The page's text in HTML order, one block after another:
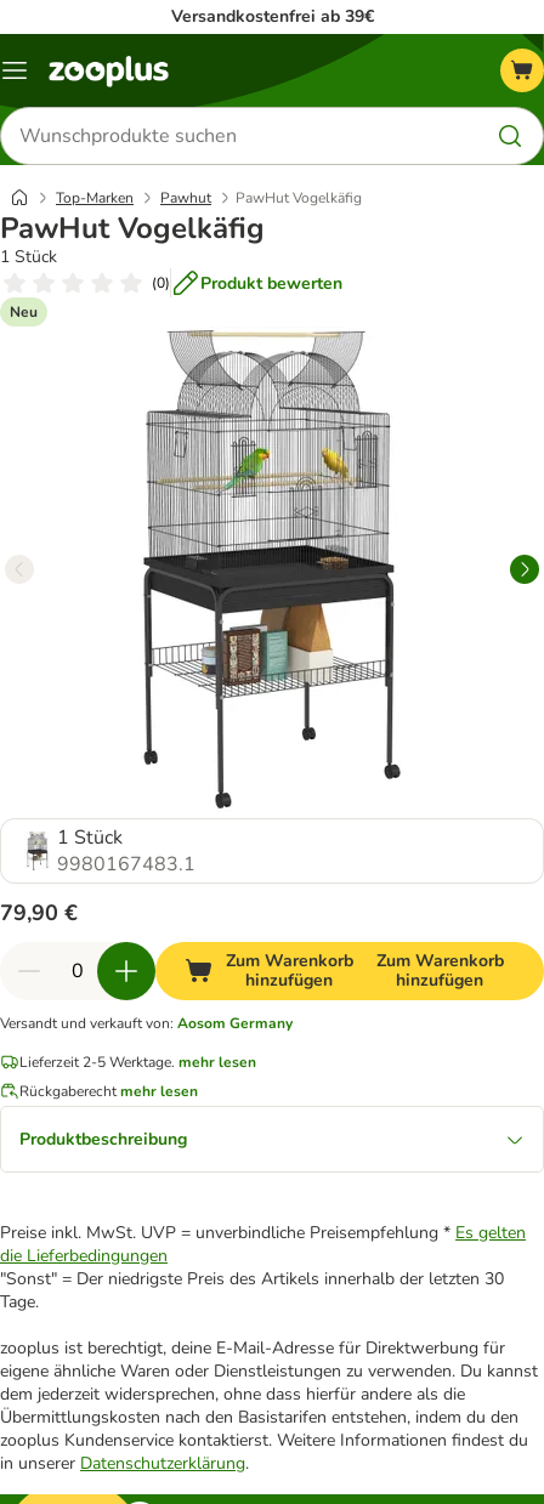
Versandkostenfrei ab 39€
Menü
Produkte
suchen
Top-Marken Pawhut PawHut Vogelkäfig
PawHut Vogelkäfig
1 Stück
(0) Produkt bewerten
Neu
1 Stück
9980167483.1
79,90 €
Zum Warenkorb
hinzufügen
Zum Warenkorb
hinzufügen
Versandt und verkauft von: Aosom Germany
Lieferzeit 2-5 Werktage. mehr lesen
Rückgaberechtmehr lesen
Produktbeschreibung
Preise inkl. MwSt. UVP = unverbindliche Preisempfehlung * Es gelten
die Lieferbedingungen
"Sonst" = Der niedrigste Preis des Artikels innerhalb der letzten 30
Tage.
zooplus ist berechtigt, deine E-Mail-Adresse für Direktwerbung für
eigene ähnliche Waren oder Dienstleistungen zu verwenden. Du kannst
dem jederzeit widersprechen, ohne dass hierfür andere als die
Übermittlungskosten nach den Basistarifen entstehen, indem du den
zooplus Kundenservice kontaktierst. Weitere Informationen findest du
in unserer Datenschutzerklärung.